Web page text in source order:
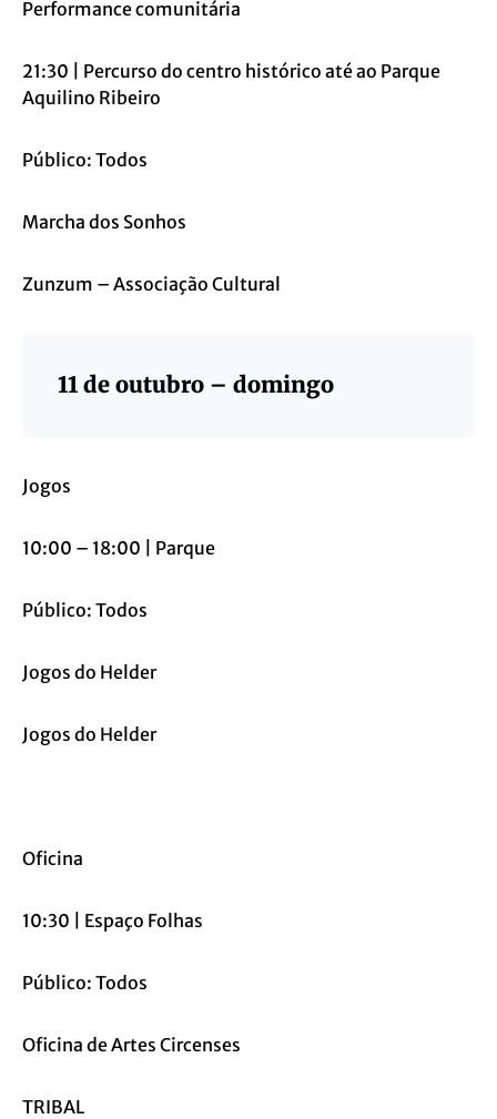
Performance comunitária
21:30 | Percurso do centro histórico até ao Parque
Aquilino Ribeiro
Público: Todos
Marcha dos Sonhos
Zunzum – Associação Cultural
11 de outubro – domingo
Jogos
10:00 – 18:00 | Parque
Público: Todos
Jogos do Helder
Jogos do Helder
Oficina
10:30 | Espaço Folhas
Público: Todos
Oficina de Artes Circenses
TRIBAL